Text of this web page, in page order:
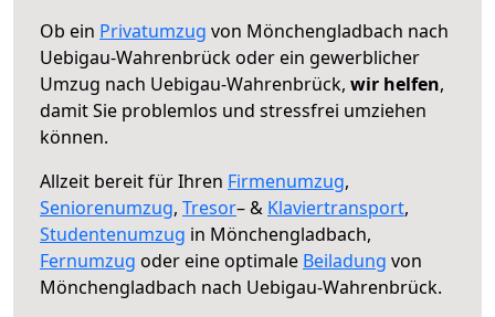
Ob ein Privatumzug von Mönchengladbach nach
Uebigau-Wahrenbrück oder ein gewerblicher
Umzug nach Uebigau-Wahrenbrück, wir helfen,
damit Sie problemlos und stressfrei umziehen
können.
Allzeit bereit für Ihren Firmenumzug,
Seniorenumzug, Tresor– & Klaviertransport,
Studentenumzug in Mönchengladbach,
Fernumzug oder eine optimale Beiladung von
Mönchengladbach nach Uebigau-Wahrenbrück.